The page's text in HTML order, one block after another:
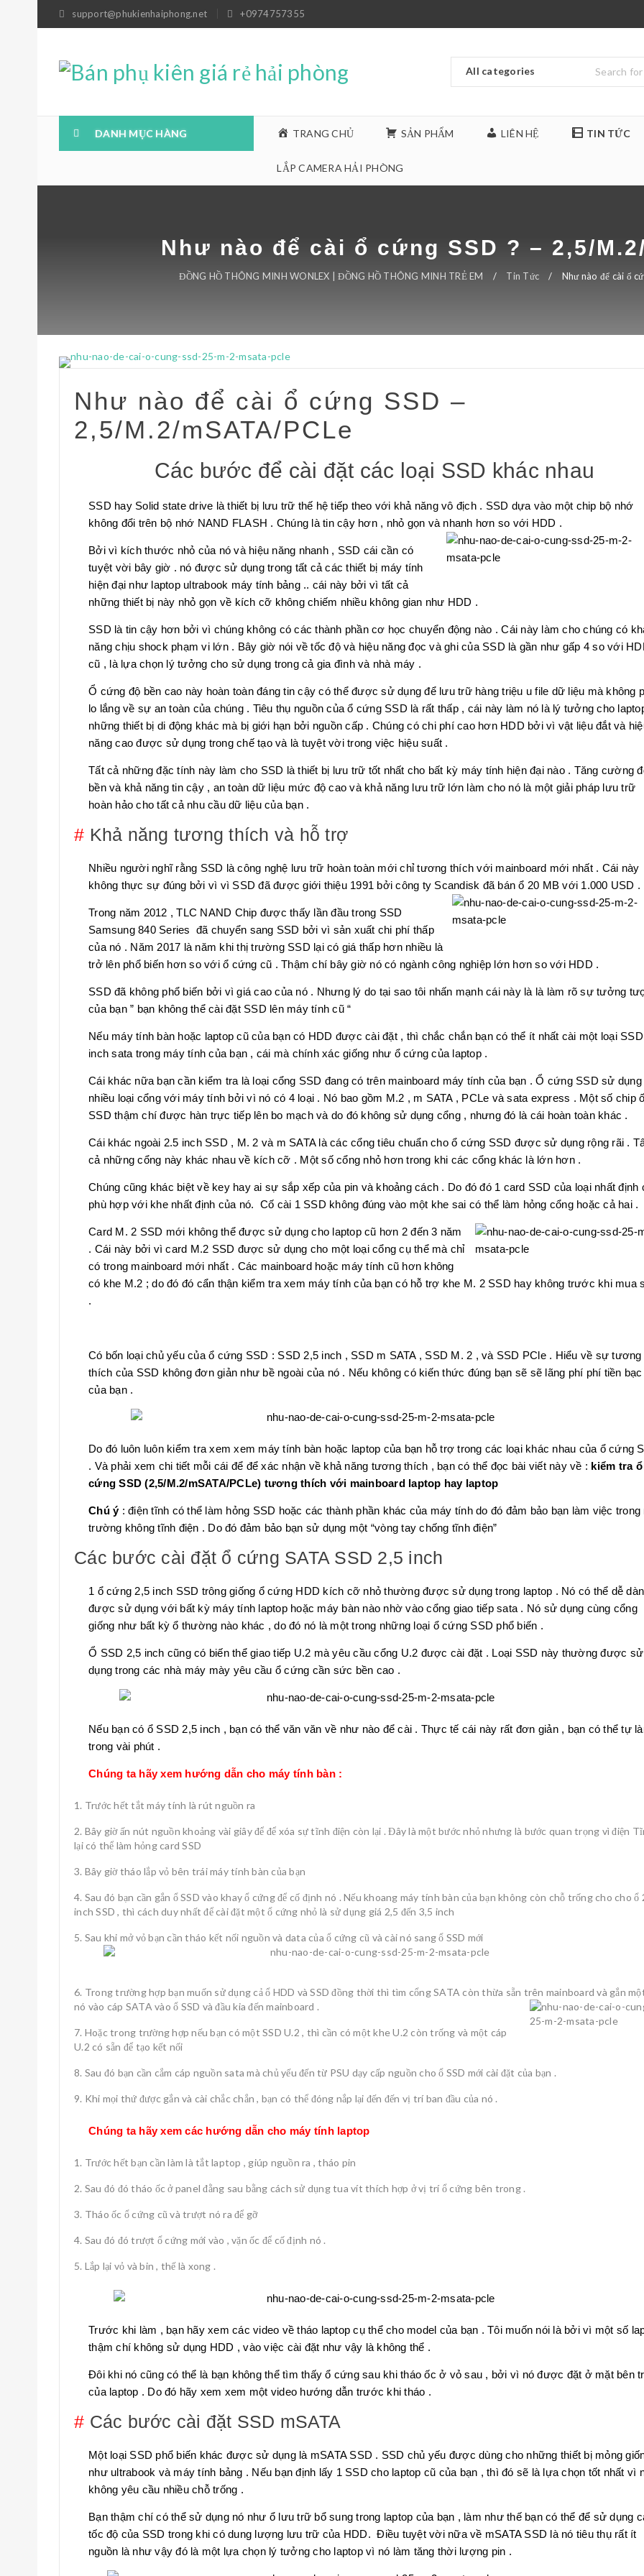
support@phukienhaiphong.net +0974757355
DANH MỤC HÀNG TRANG CHỦ SẢN PHẨM LIÊN HỆ TIN TỨC
LẮP CAMERA HẢI PHÒNG
Như nào để cài ổ cứng SSD ? – 2,5/
ĐỒNG HỒ THÔNG MINH WONLEX | ĐỒNG HỒ THÔNG MINH TRẺ EM / Tin Tức / Như nào để cài ổ
Như nào để cài ổ cứng SSD –
2,5/M.2/mSATA/PCLe
Các bước để cài đặt các loại SSD khác nhau
SSD hay Solid state drive là thiết bị lưu trữ thế hệ tiếp theo với khả năng vô địch . SSD dựa vào một chip bộ nhớ
không đổi trên bộ nhớ NAND FLASH . Chúng là tin cậy hơn , nhỏ gọn và nhanh hơn so với HDD .
Bởi vì kích thước nhỏ của nó và hiệu năng nhanh , SSD cái cần có
tuyệt vời bây giờ . nó được sử dụng trong tất cả các thiết bị máy tính
hiện đại như laptop ultrabook máy tính bảng .. cái này bởi vì tất cả
những thiết bị này nhỏ gọn về kích cỡ không chiếm nhiều không gian như HDD .
SSD là tin cậy hơn bởi vì chúng không có các thành phần cơ học chuyển động nào . Cái này làm cho chúng có
năng chịu shock phạm vi lớn . Bây giờ nói về tốc độ và hiệu năng đọc và ghi của SSD là gần như gấp 4 so với
cũ , là lựa chọn lý tưởng cho sử dụng trong cả gia đình và nhà máy .
Ổ cứng độ bền cao này hoàn toàn đáng tin cậy có thể được sử dụng để lưu trữ hàng triệu u file dữ liệu mà không
lo lắng về sự an toàn của chúng . Tiêu thụ nguồn của ổ cứng SSD là rất thấp , cái này làm nó là lý tưởng cho
những thiết bị di động khác mà bị giới hạn bởi nguồn cấp . Chúng có chi phí cao hơn HDD bởi vì vật liệu đắt và
năng cao được sử dụng trong chế tạo và là tuyệt vời trong việc hiệu suất .
Tất cả những đặc tính này làm cho SSD là thiết bị lưu trữ tốt nhất cho bất kỳ máy tính hiện đại nào . Tăng cường
bền và khả năng tin cậy , an toàn dữ liệu mức độ cao và khả năng lưu trữ lớn làm cho nó là một giải pháp lưu trữ
hoàn hảo cho tất cả nhu cầu dữ liệu của bạn .
# Khả năng tương thích và hỗ trợ
Nhiều người nghĩ rằng SSD là công nghệ lưu trữ hoàn toàn mới chỉ tương thích với mainboard mới nhất . Cái này
không thực sự đúng bởi vì vì SSD đã được giới thiệu 1991 bởi công ty Scandisk đã bán ổ 20 MB với 1.000 USD .
Trong năm 2012 , TLC NAND Chip được thấy lần đầu trong SSD
Samsung 840 Series đã chuyển sang SSD bởi vì sản xuất chi phí thấp
của nó . Năm 2017 là năm khi thị trường SSD lại có giá thấp hơn nhiều là
trở lên phổ biến hơn so với ổ cứng cũ . Thậm chí bây giờ nó có ngành công nghiệp lớn hơn so với HDD .
SSD đã không phổ biến bởi vì giá cao của nó . Nhưng lý do tại sao tôi nhấn mạnh cái này là là làm rõ sự tưởng
của bạn ” bạn không thể cài đặt SSD lên máy tính cũ “
Nếu máy tính bàn hoặc laptop cũ của bạn có HDD được cài đặt , thì chắc chắn bạn có thể ít nhất cài một loại
inch sata trong máy tính của bạn , cái mà chính xác giống như ổ cứng của laptop .
Cái khác nữa bạn cần kiểm tra là loại cổng SSD đang có trên mainboard máy tính của bạn . Ổ cứng SSD sử dụng
nhiều loại cổng với máy tính bởi vì nó có 4 loại . Nó bao gồm M.2 , m SATA , PCLe và sata express . Một số chip
SSD thậm chí được hàn trực tiếp lên bo mạch và do đó không sử dụng cổng , nhưng đó là cái hoàn toàn khác .
Cái khác ngoài 2.5 inch SSD , M. 2 và m SATA là các cổng tiêu chuẩn cho ổ cứng SSD được sử dụng rộng rãi .
cả những cổng này khác nhau về kích cỡ . Một số cổng nhỏ hơn trong khi các cổng khác là lớn hơn .
Chúng cũng khác biệt về key hay ai sự sắp xếp của pin và khoảng cách . Do đó đó 1 card SSD của loại nhất định
phù hợp với khe nhất định của nó. Cố cài 1 SSD không đúng vào một khe sai có thể làm hỏng cổng hoặc cả hai .
Card M. 2 SSD mới không thể được sử dụng cho laptop cũ hơn 2 đến 3 năm
. Cái này bởi vì card M.2 SSD được sử dụng cho một loại cổng cụ thể mà chỉ
có trong mainboard mới nhất . Các mainboard hoặc máy tính cũ hơn không
có khe M.2 ; do đó đó cẩn thận kiểm tra xem máy tính của bạn có hỗ trợ khe M. 2 SSD hay không trước khi mua
.
Có bốn loại chủ yếu của ổ cứng SSD : SSD 2,5 inch , SSD m SATA , SSD M. 2 , và SSD PCle . Hiểu về sự tương
thích của SSD không đơn giản như bề ngoài của nó . Nếu không có kiến thức đúng bạn sẽ sẽ lãng phí phí tiền bạc
của bạn .
Do đó luôn luôn kiểm tra xem xem máy tính bàn hoặc laptop của bạn hỗ trợ trong các loại khác nhau của ổ cứng
. Và phải xem chi tiết mỗi cái để để xác nhận về khả năng tương thích , bạn có thể đọc bài viết này về : kiểm tra ổ
cứng SSD (2,5/M.2/mSATA/PCLe) tương thích với mainboard laptop hay laptop
Chú ý: điện tĩnh có thể làm hỏng SSD hoặc các thành phần khác của máy tính do đó đảm bảo bạn làm việc trong
trường không tĩnh điện . Do đó đảm bảo bạn sử dụng một “vòng tay chống tĩnh điện”
Các bước cài đặt ổ cứng SATA SSD 2,5 inch
1 ổ cứng 2,5 inch SSD trông giống ổ cứng HDD kích cỡ nhỏ thường được sử dụng trong laptop . Nó có thể dễ
được sử dụng với bất kỳ máy tính laptop hoặc máy bàn nào nhờ vào cổng giao tiếp sata . Nó sử dụng cùng cổng
giống như bất kỳ ổ thường nào khác , do đó nó là một trong những loại ổ cứng SSD phổ biến .
Ổ SSD 2,5 inch cũng có biến thể giao tiếp U.2 mà yêu cầu cổng U.2 được cài đặt . Loại SSD này thường được sử
dụng trong các nhà máy mày yêu cầu ổ cứng cần sức bền cao .
Nếu bạn có ổ SSD 2,5 inch , bạn có thể văn văn về như nào để cài . Thực tế cái này rất đơn giản , bạn có thể tự
trong vài phút .
Chúng ta hãy xem hướng dẫn cho máy tính bàn :
Trước hết tắt máy tính là rút nguồn ra
Bây giờ ấn nút nguồn khoảng vài giây để để xóa sự tĩnh điện còn lại . Đây là một bước nhỏ nhưng là bước quan trọng vì điện
lại có thể làm hỏng card SSD
Bây giờ tháo lắp vỏ bên trái máy tính bàn của bạn
Sau đó bạn cần gắn ổ SSD vào khay ổ cứng để cố định nó . Nếu khoang máy tính bàn của bạn không còn chỗ trống cho cho ổ
inch SSD , thì cách duy nhất để cài đặt một ổ cứng nhỏ là sử dụng giá 2,5 đến 3,5 inch
Sau khi mở vỏ bạn cần tháo kết nối nguồn và data của ổ cứng cũ và cài nó sang ổ SSD mới
Trong trường hợp bạn muốn sử dụng cả ổ HDD và SSD đồng thời thì tìm cổng SATA còn thừa sẵn trên mainboard và gắn
nó vào cáp SATA vào ổ SSD và đầu kia đến mainboard .
Hoặc trong trường hợp nếu bạn có một SSD U.2 , thì cần có một khe U.2 còn trống và một cáp
U.2 có sẵn để tạo kết nối
Sau đó bạn cần cắm cáp nguồn sata mà chủ yếu đến từ PSU dạy cấp nguồn cho ổ SSD mới cài đặt của bạn .
Khi mọi thứ được gắn và cài chắc chắn , bạn có thể đóng nắp lại đến đến vị trí ban đầu của nó .
Chúng ta hãy xem các hướng dẫn cho máy tính laptop
Trước hết bạn cần làm là tắt laptop , giúp nguồn ra , tháo pin
Sau đó đó tháo ốc ở panel đằng sau bằng cách sử dụng tua vít thích hợp ở vị trí ổ cứng bên trong .
Tháo ốc ổ cứng cũ và trượt nó ra để gỡ
Sau đó đó trượt ổ cứng mới vào , vặn ốc để cố định nó .
Lắp lại vỏ và bin , thế là xong .
Trước khi làm , bạn hãy xem các video về tháo laptop cụ thể cho model của bạn . Tôi muốn nói là bởi vì một số
thậm chí không sử dụng HDD , vào việc cài đặt như vậy là không thể .
Đôi khi nó cũng có thể là bạn không thể tìm thấy ổ cứng sau khi tháo ốc ở vỏ sau , bởi vì nó được đặt ở mặt bên
của laptop . Do đó hãy xem xem một video hướng dẫn trước khi tháo .
# Các bước cài đặt SSD mSATA
Một loại SSD phổ biến khác được sử dụng là mSATA SSD . SSD chủ yếu được dùng cho những thiết bị mỏng
như ultrabook và máy tính bảng . Nếu bạn định lấy 1 SSD cho laptop cũ của bạn , thì đó sẽ là lựa chọn tốt nhất vì
không yêu cầu nhiều chỗ trống .
Bạn thậm chí có thể sử dụng nó như ổ lưu trữ bổ sung trong laptop của bạn , làm như thế bạn có thể để sử dụng
tốc độ của SSD trong khi có dung lượng lưu trữ của HDD. Điều tuyệt vời nữa về mSATA SSD là nó tiêu thụ rất ít
nguồn là như vậy đó là một lựa chọn lý tưởng cho laptop vì nó làm tăng thời lượng pin .